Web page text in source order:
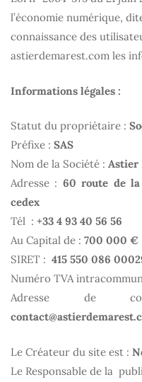
l’économie numérique,
connaissance des
astierdemarest.com les
Informations légales :
Statut du propriétaire :
Préfixe : SAS
Nom de la Société : Astier
Adresse : 60 route de la
cedex
Tél : +33 4 93 40 56 56
Au Capital de : 700 000 €
SIRET : 415 550 086
Numéro TVA
Adresse de
Le Créateur du site est :
Le Responsable de la